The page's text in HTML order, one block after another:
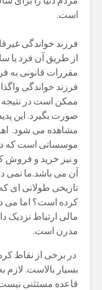
است.
فرزند خواندگی
از طریق آن فرد یا
مقررات قانونی بە
فرزند خواندگی
ممکن است در نتیجە
صورت بگیرد. این
مشاهدە می شود.
موسساتی است کە
و نیز خرید و فروش
آن می باشد.ما نمی
تاریخی طولانی ای
کرده است؟ اما می
مالی ارتباط نزدیک
مدرن است.
در برخی از نقاط
بسیار بالاست. لازم
قاعدە مستثنی